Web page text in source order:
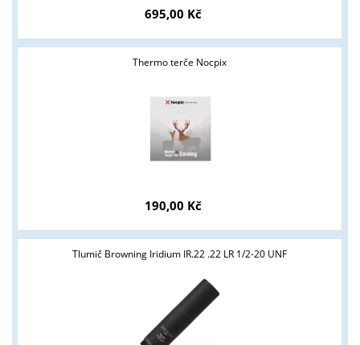
695,00 Kč
Thermo terče Nocpix
190,00 Kč
Tlumič Browning Iridium IR.22 .22 LR 1/2-20 UNF
Tyto stránky jsou určeny pouze odborné veřejnosti od 18 let a
podmínky?